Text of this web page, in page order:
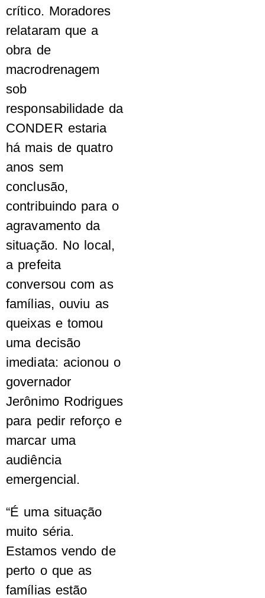
crítico. Moradores
relataram que a
obra de
macrodrenagem
sob
responsabilidade da
CONDER estaria
há mais de quatro
anos sem
conclusão,
contribuindo para o
agravamento da
situação. No local,
a prefeita
conversou com as
famílias, ouviu as
queixas e tomou
uma decisão
imediata: acionou o
governador
Jerônimo Rodrigues
para pedir reforço e
marcar uma
audiência
emergencial.
“É uma situação
muito séria.
Estamos vendo de
perto o que as
famílias estão